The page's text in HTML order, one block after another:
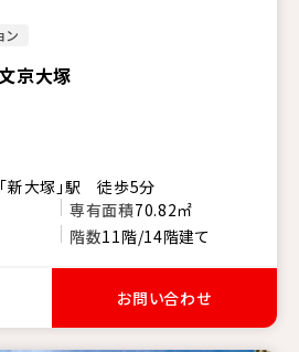
ン
京大塚
新大塚」駅 徒歩5分
専有面積70.82㎡
階数11階/14階建て
お問い合わせ